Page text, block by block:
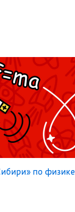
по физике